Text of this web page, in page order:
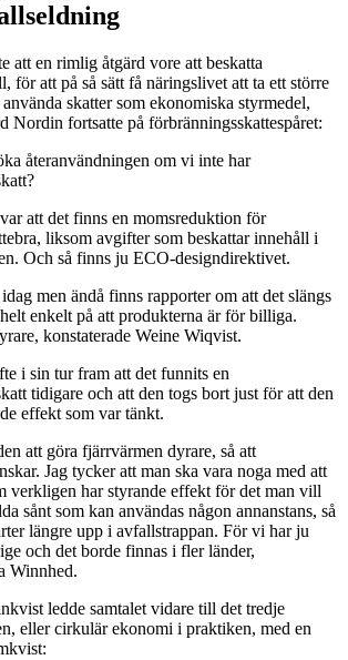
att en rimlig åtgärd vore att beskatta
för att på så sätt få näringslivet att ta ett större
skatter som ekonomiska styrmedel,
Nordin fortsatte på förbränningsskattespåret:
återanvändningen om vi inte har
att det finns en momsreduktion för
liksom avgifter som beskattar innehåll i
Och så finns ju ECO-designdirektivet.
men ändå finns rapporter om att det slängs
enkelt på att produkterna är för billiga.
konstaterade Weine Wiqvist.
i sin tur fram att det funnits en
tidigare och att den togs bort just för att den
effekt som var tänkt.
att göra fjärrvärmen dyrare, så att
Jag tycker att man ska vara noga med att
verkligen har styrande effekt för det man vill
sånt som kan användas någon annanstans, så
längre upp i avfallstrappan. För vi har ju
och det borde finnas i fler länder,
Winnhed.
ledde samtalet vidare till det tredje
eller cirkulär ekonomi i praktiken, med en